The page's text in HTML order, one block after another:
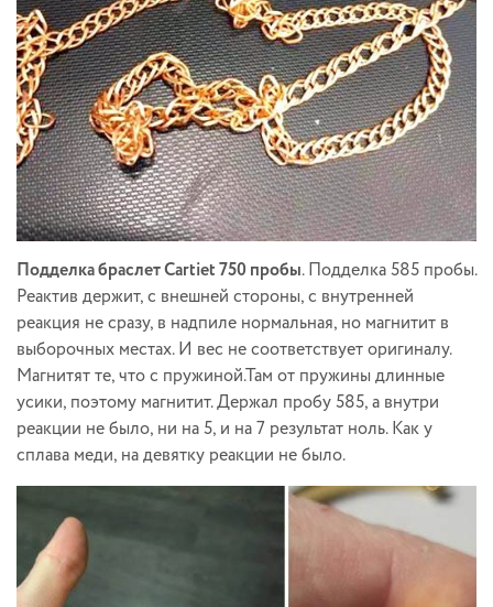
Подделка браслет Cartiet 750 пробы. Подделка 585 пробы.
Реактив держит, с внешней стороны, с внутренней
реакция не сразу, в надпиле нормальная, но магнитит в
выборочных местах. И вес не соответствует оригиналу.
Магнитят те, что с пружиной.Там от пружины длинные
усики, поэтому магнитит. Держал пробу 585, а внутри
реакции не было, ни на 5, и на 7 результат ноль. Как у
сплава меди, на девятку реакции не было.